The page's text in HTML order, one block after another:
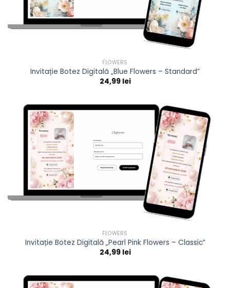
FLOWERS
Invitație Botez Digitală „Blue Flowers – Standard”
24,99 lei
FLOWERS
Invitație Botez Digitală „Pearl Pink Flowers – Classic”
24,99 lei